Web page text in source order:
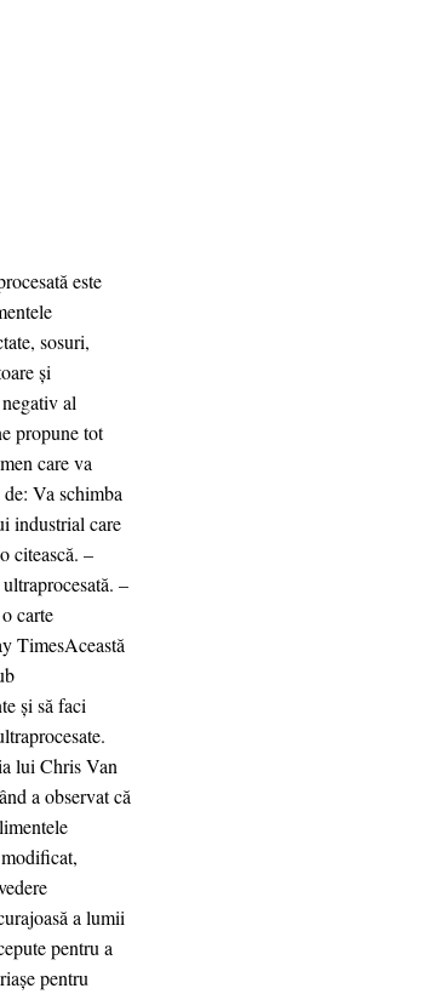
este
sosuri,
și
al
propune tot
care va
Va schimba
industrial care
citească. –
–
carte
TimesAceastă
și să faci
lui Chris Van
a observat că
a lumii
pentru a
pentru